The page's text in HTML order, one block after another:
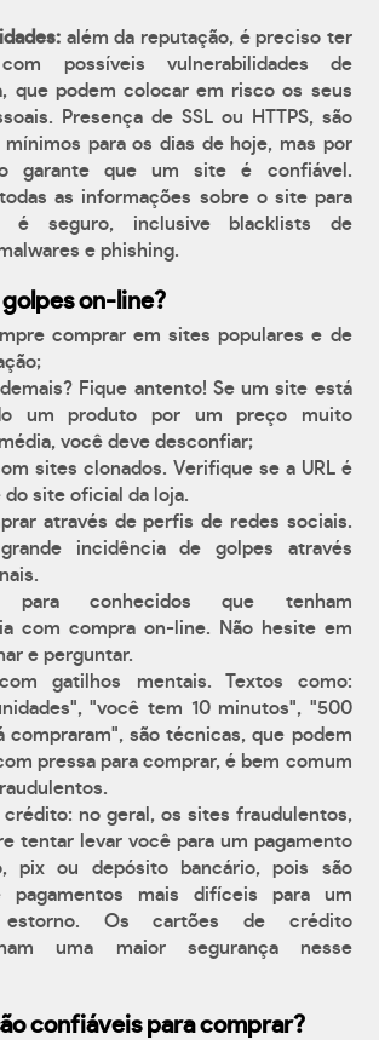
além da reputação, é preciso ter
possíveis vulnerabilidades de
que podem colocar em risco os seus
Presença de SSL ou HTTPS, são
para os dias de hoje, mas por
garante que um site é confiável.
as informações sobre o site para
é seguro, inclusive blacklists de
e phishing.
on-line?
comprar em sites populares e de
Fique antento! Se um site está
um produto por um preço muito
você deve desconfiar;
sites clonados. Verifique se a URL é
do site oficial da loja.
através de perfis de redes sociais.
incidência de golpes através
para conhecidos que tenham
com compra on-line. Não hesite em
e perguntar.
gatilhos mentais. Textos como:
"você tem 10 minutos", "500
compraram", são técnicas, que podem
pressa para comprar, é bem comum
crédito: no geral, os sites fraudulentos,
tentar levar você para um pagamento
pix ou depósito bancário, pois são
pagamentos mais difíceis para um
estorno. Os cartões de crédito
uma maior segurança nesse
confiáveis para comprar?